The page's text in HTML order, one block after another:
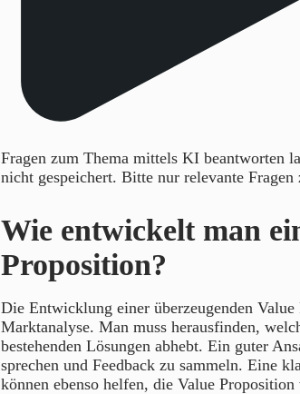
Fragen zum Thema mittels KI beantworten
nicht gespeichert. Bitte nur relevante Fragen
Wie entwickelt man
Proposition?
Die Entwicklung einer überzeugenden
Marktanalyse. Man muss herausfinden,
bestehenden Lösungen abhebt. Ein guter
sprechen und Feedback zu sammeln. Eine
können ebenso helfen, die Value